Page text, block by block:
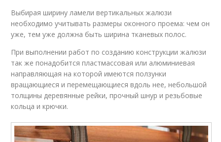
Выбирая ширину ламели вертикальных жалюзи
необходимо учитывать размеры оконного проема: чем он
уже, тем уже должна быть ширина тканевых полос.
При выполнении работ по созданию конструкции жалюзи
так же понадобится пластмассовая или алюминиевая
направляющая на которой имеются ползунки
вращающиеся и перемещающиеся вдоль нее, небольшой
толщины деревянные рейки, прочный шнур и резьбовые
кольца и крючки.